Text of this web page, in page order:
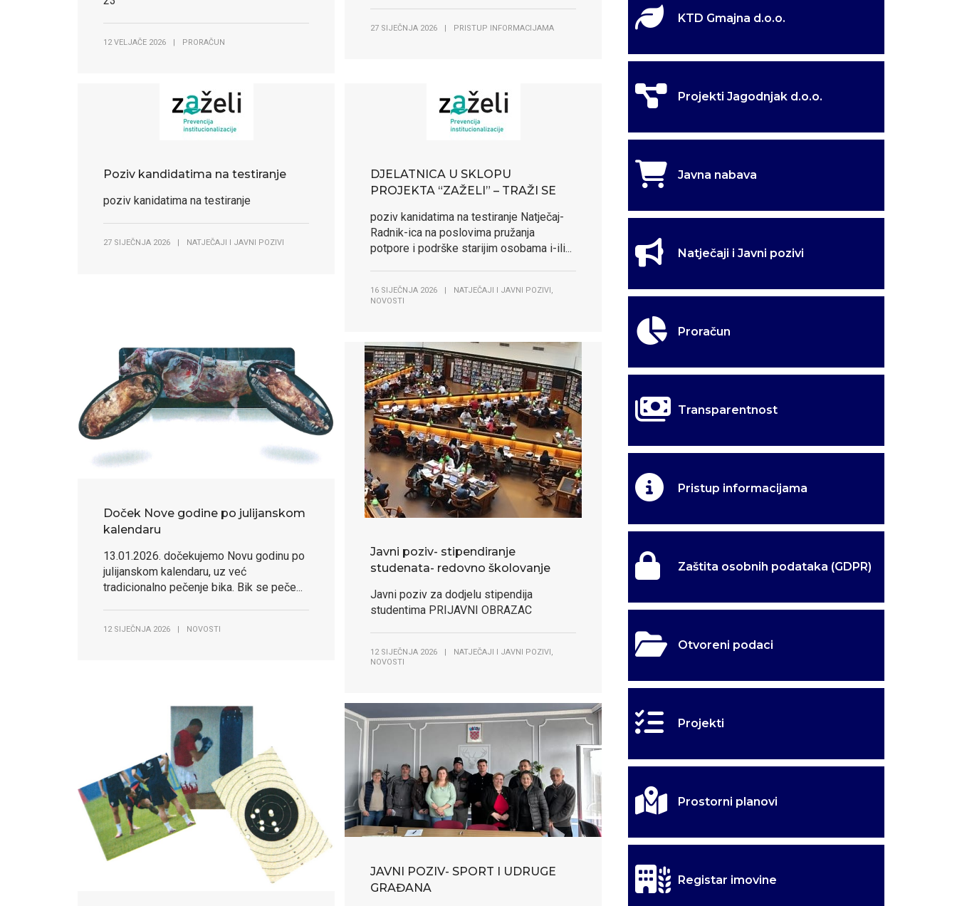
Dobro došli u selo kulina
Dobro došli na službene
stranice Općine Jagodnjak
Dobro došli u selo kulina
Dobro došli na službene
stranice Općine Jagodnjak
12 VELJAČE 2026 PRORAČUN
27 SIJEČNJA 2026 PRISTUP INFORMACIJAMA
Poziv kandidatima na testiranje
poziv kanidatima na testiranje
27 SIJEČNJA 2026 NATJEČAJI I JAVNI POZIVI
DJELATNICA U SKLOPU
PROJEKTA “ZAŽELI” – TRAŽI SE
poziv kanidatima na testiranje Natječaj-
Radnik-ica na poslovima pružanja
potpore i podrške starijim osobama i-ili...
16 SIJEČNJA 2026 NATJEČAJI I JAVNI POZIVI ,
NOVOSTI
Doček Nove godine po julijanskom
kalendaru
13.01.2026. dočekujemo Novu godinu po
julijanskom kalendaru, uz već
tradicionalno pečenje bika. Bik se peče...
12 SIJEČNJA 2026 | NOVOSTI
Javni poziv- stipendiranje
studenata- redovno školovanje
Javni poziv za dodjelu stipendija
studentima PRIJAVNI OBRAZAC
12 SIJEČNJA 2026 | NATJEČAJI I JAVNI POZIVI,
NOVOSTI
JAVNI POZIV- SPORT I UDRUGE
GRAĐANA
KTD Gmajna d.o.o.
Projekti Jagodnjak d.o.o.
Javna nabava
Natječaji i Javni pozivi
Proračun
Transparentnost
Pristup informacijama
Zaštita osobnih podataka (GDPR)
Otvoreni podaci
Projekti
Prostorni planovi
Registar imovine